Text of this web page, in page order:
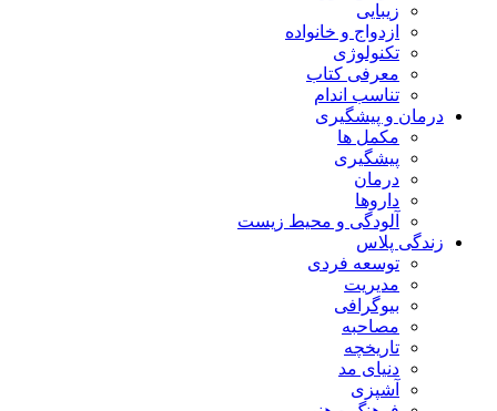
زیبایی
ازدواج و خانواده
تکنولوژی
معرفی کتاب
تناسب اندام
درمان و پیشگیری
مکمل ها
پیشگیری
درمان
داروها
آلودگی و محیط زیست
زندگی پلاس
توسعه فردی
مدیریت
بیوگرافی
مصاحبه
تاریخچه
دنیای مد
آشپزی